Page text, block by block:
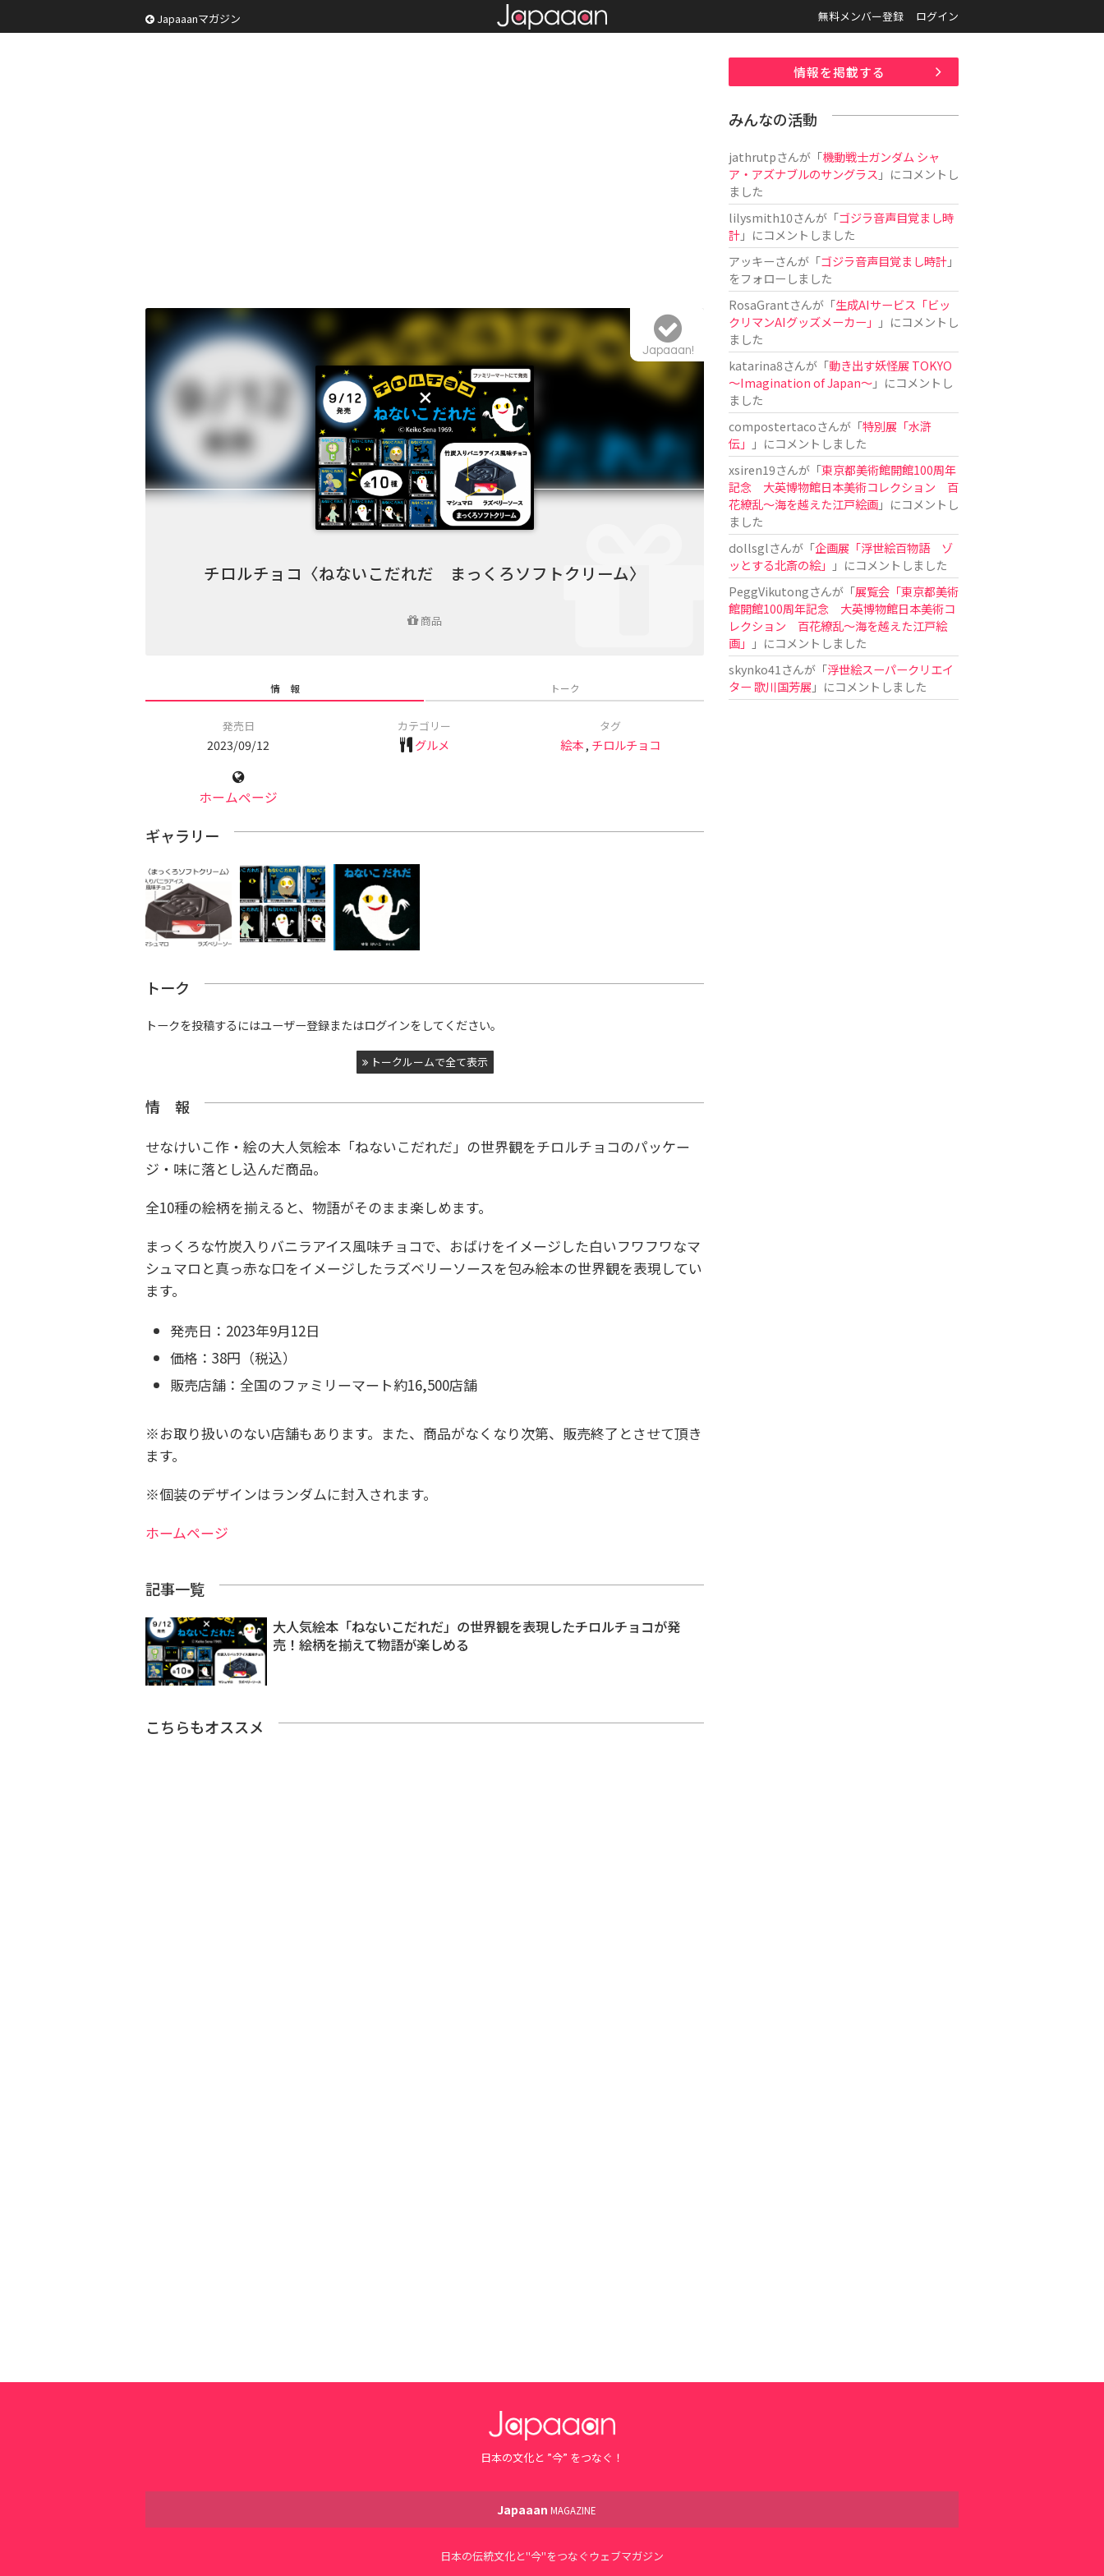
Japaaanマガジン 無料メンバー登録 ログイン
チロルチョコ〈ねないこだれだ まっくろソフトクリーム〉
商品
Japaaan!
情 報 トーク
発売日
2023/09/12
カテゴリー
グルメ
タグ
絵本, チロルチョコ
ホームページ
ギャラリー
トーク
トークを投稿するにはユーザー登録またはログインをしてください。
トークルームで全て表示
情 報
せなけいこ作・絵の大人気絵本「ねないこだれだ」の世界観をチロルチョコのパッケー
ジ・味に落とし込んだ商品。
全10種の絵柄を揃えると、物語がそのまま楽しめます。
まっくろな竹炭入りバニラアイス風味チョコで、おばけをイメージした白いフワフワなマ
シュマロと真っ赤な口をイメージしたラズベリーソースを包み絵本の世界観を表現してい
ます。
発売日： 2023年9月12日
価格： 38円（税込）
販売店舗： 全国のファミリーマート約16,500店舗
※お取り扱いのない店舗もあります。また、商品がなくなり次第、販売終了とさせて頂き
ます。
※個装のデザインはランダムに封入されます。
ホームページ
記事一覧
大人気絵本「ねないこだれだ」の世界観を表現したチロルチョコが発
売！絵柄を揃えて物語が楽しめる
こちらもオススメ
情報を掲載する
みんなの活動
jathrutpさんが「機動戦士ガンダム シャ
ア・アズナブルのサングラス 」にコメントし
ました
lilysmith10さんが「ゴジラ音声目覚まし時
計」にコメントしました
アッキーさんが「ゴジラ音声目覚まし時計」
をフォローしました
RosaGrantさんが「生成AIサービス「ビッ
クリマンAIグッズメーカー」
」にコメントし
ました
katarina8さんが「動き出す妖怪展 TOKYO
〜Imagination of Japan〜」にコメントし
ました
compostertacoさんが「特別展「水滸
伝」
」にコメントしました
xsiren19さんが「東京都美術館開館100周年
記念 大英博物館日本美術コレクション 百
花繚乱～海を越えた江戸絵画」にコメントし
ました
dollsglさんが「企画展「浮世絵百物語 ゾ
ッとする北斎の絵」
」にコメントしました
PeggVikutongさんが「展覧会「東京都美術
館開館100周年記念 大英博物館日本美術コ
レクション 百花繚乱〜海を越えた江戸絵
画」
」にコメントしました
skynko41 さんが「浮世絵スーパークリエイ
ター 歌川国芳展 」にコメントしました
日本の文化と ”今” をつなぐ！
Japaaan MAGAZINE
日本の伝統文化と"今"をつなぐウェブマガジン